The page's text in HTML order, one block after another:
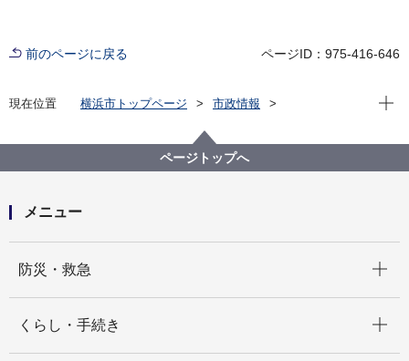
前のページに戻る ページID：975-416-646
現在位置 横浜市トップページ
市政情報
こどもの国駅で初! アフリカ開発会議（TICAD９）の安
全確保に向け４機関合同でテロ対応訓練を実施します!!
現在
ページトップへ
メニュー
防災・救急
くらし・手続き